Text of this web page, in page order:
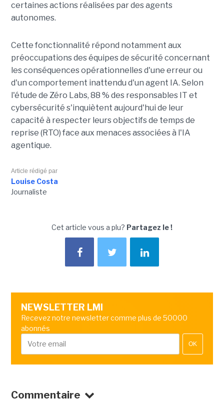
certaines actions réalisées par des agents
autonomes.
Cette fonctionnalité répond notamment aux
préoccupations des équipes de sécurité concernant
les conséquences opérationnelles d'une erreur ou
d'un comportement inattendu d'un agent IA. Selon
l'étude de Zéro Labs, 88 % des responsables IT et
cybersécurité s'inquiètent aujourd'hui de leur
capacité à respecter leurs objectifs de temps de
reprise (RTO) face aux menaces associées à l'IA
agentique.
Article rédigé par
Louise Costa
Journaliste
Cet article vous a plu? Partagez le !
NEWSLETTER LMI
Recevez notre newsletter comme plus de 50000
abonnés
OK
Commentaire